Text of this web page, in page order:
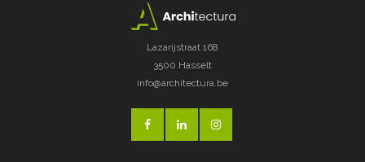
Lazarijstraat 168
3500 Hasselt
info@architectura.be